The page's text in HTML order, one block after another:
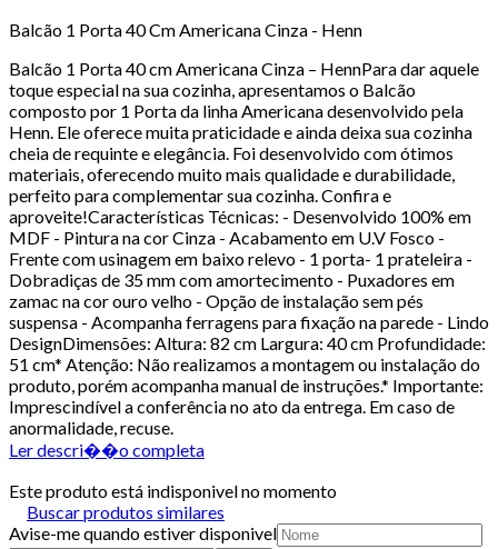
Balcão 1 Porta 40 Cm Americana Cinza - Henn
Balcão 1 Porta 40 cm Americana Cinza – HennPara dar aquele
toque especial na sua cozinha, apresentamos o Balcão
composto por 1 Porta da linha Americana desenvolvido pela
Henn. Ele oferece muita praticidade e ainda deixa sua cozinha
cheia de requinte e elegância. Foi desenvolvido com ótimos
materiais, oferecendo muito mais qualidade e durabilidade,
perfeito para complementar sua cozinha. Confira e
aproveite!Características Técnicas: - Desenvolvido 100% em
MDF - Pintura na cor Cinza - Acabamento em U.V Fosco -
Frente com usinagem em baixo relevo - 1 porta- 1 prateleira -
Dobradiças de 35 mm com amortecimento - Puxadores em
zamac na cor ouro velho - Opção de instalação sem pés
suspensa - Acompanha ferragens para fixação na parede - Lindo
DesignDimensões: Altura: 82 cm Largura: 40 cm Profundidade:
51 cm* Atenção: Não realizamos a montagem ou instalação do
produto, porém acompanha manual de instruções.* Importante:
Imprescindível a conferência no ato da entrega. Em caso de
anormalidade, recuse.
Ler descri��o completa
Este produto está indisponivel no momento
Buscar produtos similares
Avise-me quando estiver disponivel